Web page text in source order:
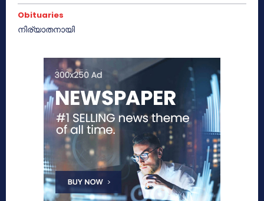
Obituaries
നിര്യാതനായി